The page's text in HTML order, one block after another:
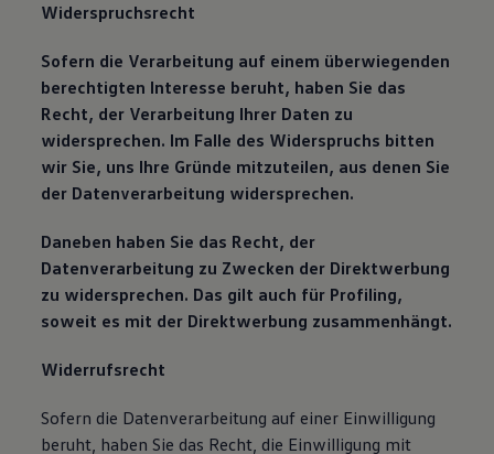
Widerspruchsrecht
Sofern die Verarbeitung auf einem überwiegenden
berechtigten Interesse beruht, haben Sie das
Recht, der Verarbeitung Ihrer Daten zu
widersprechen. Im Falle des Widerspruchs bitten
wir Sie, uns Ihre Gründe mitzuteilen, aus denen Sie
der Datenverarbeitung widersprechen.
Daneben haben Sie das Recht, der
Datenverarbeitung zu Zwecken der Direktwerbung
zu widersprechen. Das gilt auch für Profiling,
soweit es mit der Direktwerbung zusammenhängt.
Widerrufsrecht
Sofern die Datenverarbeitung auf einer Einwilligung
beruht, haben Sie das Recht, die Einwilligung mit